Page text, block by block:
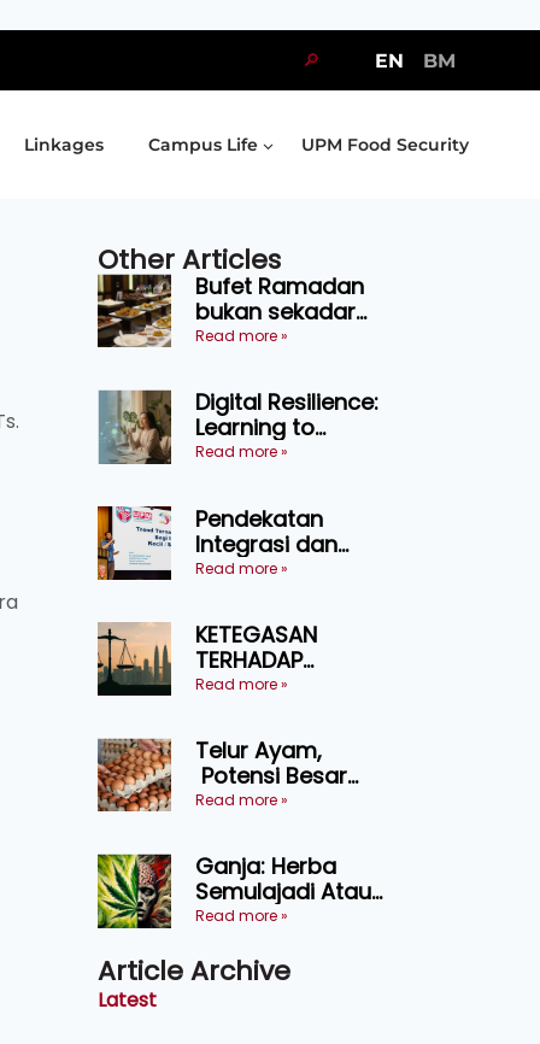
🔎 EN BM
Linkages Campus Life UPM Food Security
Other Articles
Bufet Ramadan
bukan sekadar
juadah, perlu bijak
selamat
menikmati
Read more »
Digital Resilience:
Learning to
Endure Without
Read more »
Pendekatan
Integrasi dan
Teknologi Baharu
Ternakan
Ruminan
Read more »
KETEGASAN
TERHADAP
KEDAULATAN
ASAS KEPADA
KEADILAN DAN
KEHARMONIAN
Read more »
Telur Ayam,
Potensi Besar
Dalam Industri
Kosmetik dan
Penyelidikan
Read more »
Ganja: Herba
Semulajadi Atau
Ancaman
Read more »
Article Archive
Latest